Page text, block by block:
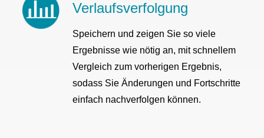
Verlaufsverfolgung
Speichern und zeigen Sie so viele
Ergebnisse wie nötig an, mit schnellem
Vergleich zum vorherigen Ergebnis,
sodass Sie Änderungen und Fortschritte
einfach nachverfolgen können.